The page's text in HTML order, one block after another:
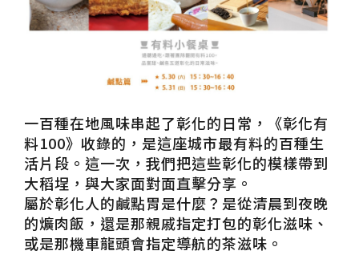
一百種在地風味串起了彰化的日常，《彰化有
料100》收錄的，是這座城市最有料的百種生
活片段。這一次，我們把這些彰化的模樣帶到
大稻埕，與大家面對面直擊分享。
屬於彰化人的鹹點胃是什麼？是從清晨到夜晚
的爌肉飯，還是那親戚指定打包的彰化滋味、
或是那機車龍頭會指定導航的茶滋味。